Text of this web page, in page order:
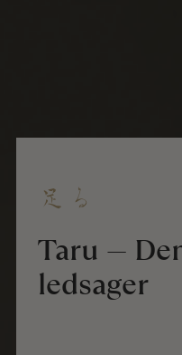
足る
Taru —
ledsager